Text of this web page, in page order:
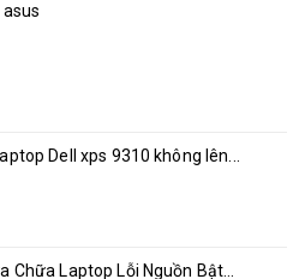
Dell xps 9310 không lên...
Chữa Laptop Lỗi Nguồn Bật...